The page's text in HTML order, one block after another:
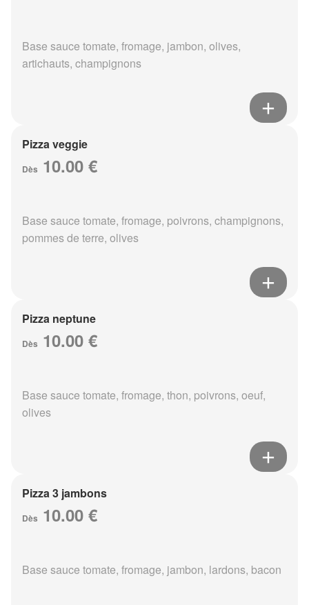
Base sauce tomate, fromage, jambon, olives,
artichauts, champignons
Pizza veggie
Dès 10.00 €
Base sauce tomate, fromage, poivrons, champignons,
pommes de terre, olives
Pizza neptune
Dès 10.00 €
Base sauce tomate, fromage, thon, poivrons, oeuf,
olives
Pizza 3 jambons
Dès 10.00 €
Base sauce tomate, fromage, jambon, lardons, bacon